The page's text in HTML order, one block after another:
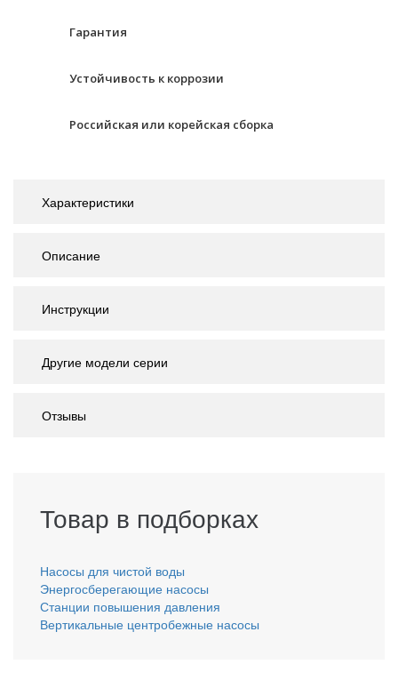
Гарантия
Устойчивость к коррозии
Российская или корейская сборка
Характеристики
Описание
Инструкции
Другие модели серии
Отзывы
Товар в подборках
Насосы для чистой воды
Энергосберегающие насосы
Станции повышения давления
Вертикальные центробежные насосы